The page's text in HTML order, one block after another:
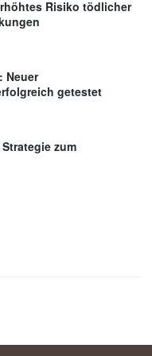
Risiko tödlicher
Neuer
getestet
zum